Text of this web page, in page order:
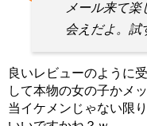
メール来て
会えだよ。試
良いレビューのように
して本物の女の子かメ
当イケメンじゃない限